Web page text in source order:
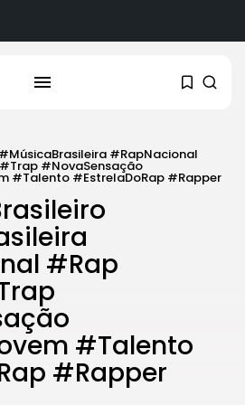
#RapNacional
#NovaSensação
#Talento #EstrelaDoRap #Rapper
#Rap
#Talento
#Rapper